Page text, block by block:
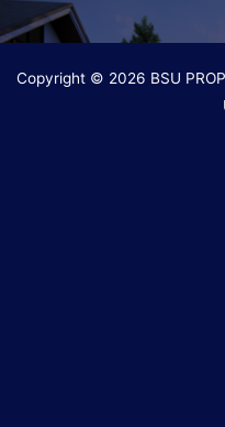
Copyright © 2026 BSU